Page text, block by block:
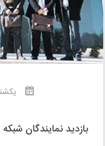
بازدید نمایندگان